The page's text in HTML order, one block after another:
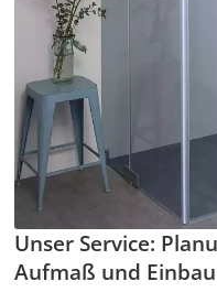
Unser Service:
Aufmaß und Einbau